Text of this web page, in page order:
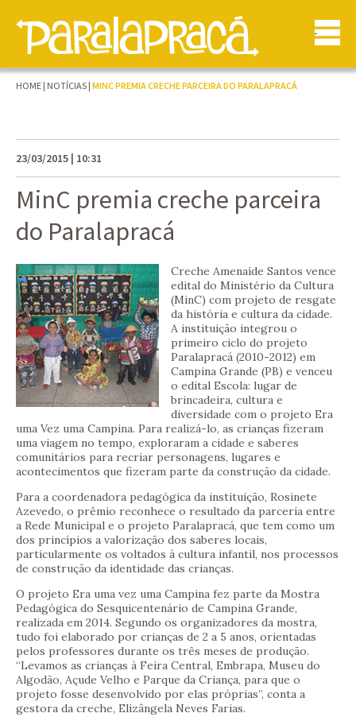
HOME | NOTÍCIAS | MINC PREMIA CRECHE PARCEIRA DO PARALAPRACÁ
23/03/2015 | 10:31
MinC premia creche parceira
do Paralapracá
Creche Amenaíde Santos vence
edital do Ministério da Cultura
(MinC) com projeto de resgate
da história e cultura da cidade.
A instituição integrou o
primeiro ciclo do projeto
Paralapracá (2010-2012) em
Campina Grande (PB) e venceu
o edital Escola: lugar de
brincadeira, cultura e
diversidade com o projeto Era
uma Vez uma Campina. Para realizá-lo, as crianças fizeram
uma viagem no tempo, exploraram a cidade e saberes
comunitários para recriar personagens, lugares e
acontecimentos que fizeram parte da construção da cidade.
Para a coordenadora pedagógica da instituição, Rosinete
Azevedo, o prêmio reconhece o resultado da parceria entre
a Rede Municipal e o projeto Paralapracá, que tem como um
dos princípios a valorização dos saberes locais,
particularmente os voltados à cultura infantil, nos processos
de construção da identidade das crianças.
O projeto Era uma vez uma Campina fez parte da Mostra
Pedagógica do Sesquicentenário de Campina Grande,
realizada em 2014. Segundo os organizadores da mostra,
tudo foi elaborado por crianças de 2 a 5 anos, orientadas
pelos professores durante os três meses de produção.
“Levamos as crianças à Feira Central, Embrapa, Museu do
Algodão, Açude Velho e Parque da Criança, para que o
projeto fosse desenvolvido por elas próprias”, conta a
gestora da creche, Elizângela Neves Farias.